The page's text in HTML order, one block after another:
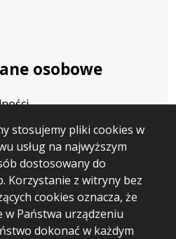
stosujemy pliki cookies w
usług na najwyższym
dostosowany do
Korzystanie z witryny bez
cookies oznacza, że
w Państwa urządzeniu
dokonać w każdym
osobowe